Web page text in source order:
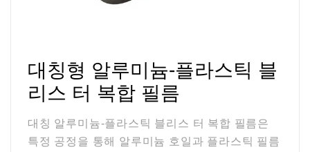
대칭형 알루미늄-플라스틱 블
리스 터 복합 필름
대칭 알루미늄-플라스틱 블리스 터 복합 필름은
특정 공정을 통해 알루미늄 호일과 플라스틱 필름